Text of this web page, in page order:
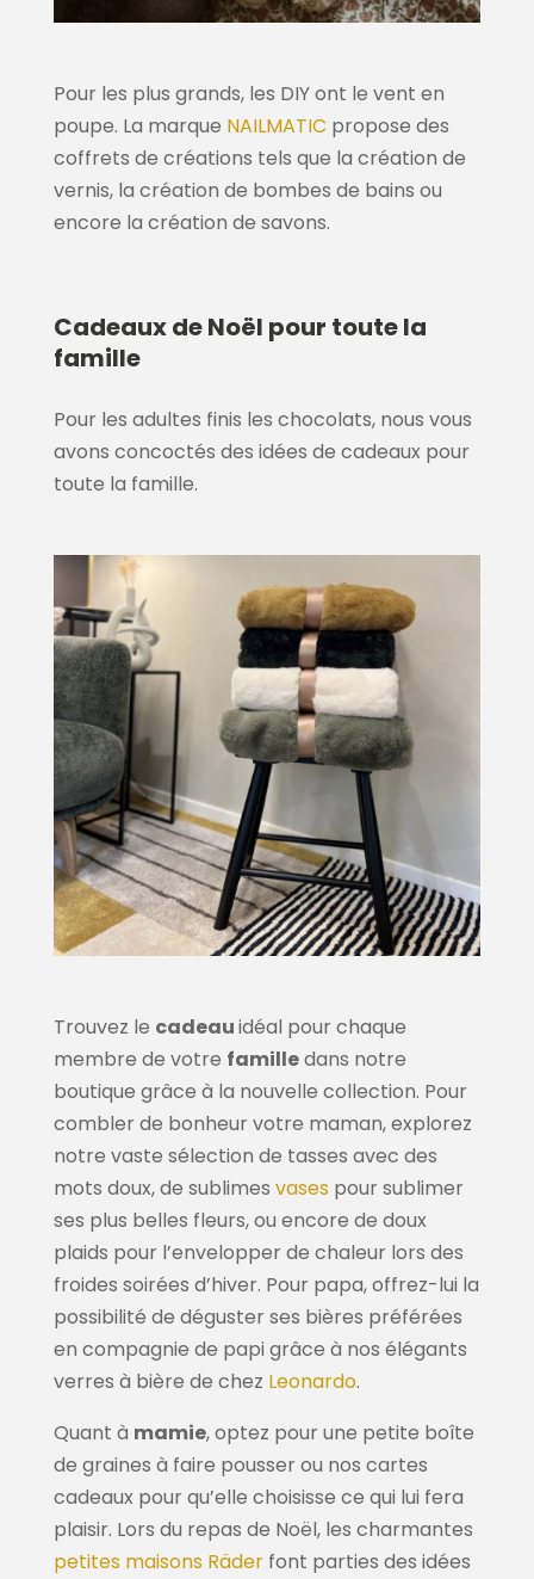
Pour les plus grands, les DIY ont le vent en
poupe. La marque NAILMATIC propose des
coffrets de créations tels que la création de
vernis, la création de bombes de bains ou
encore la création de savons.
Cadeaux de Noël pour toute la
famille
Pour les adultes finis les chocolats, nous vous
avons concoctés des idées de cadeaux pour
toute la famille.
Trouvez le cadeauidéal pour chaque
membre de votre familledans notre
boutique grâce à la nouvelle collection. Pour
combler de bonheur votre maman, explorez
notre vaste sélection de tasses avec des
mots doux, de sublimes vasespour sublimer
ses plus belles fleurs, ou encore de doux
plaids pour l’envelopper de chaleur lors des
froides soirées d’hiver. Pour papa, offrez-lui la
possibilité de déguster ses bières préférées
en compagnie de papi grâce à nos élégants
verres à bière de chez Leonardo.
Quant à mamie, optez pour une petite boîte
de graines à faire pousser ou nos cartes
cadeaux pour qu’elle choisisse ce qui lui fera
plaisir. Lors du repas de Noël, les charmantes
petites maisons Räderfont parties des idées